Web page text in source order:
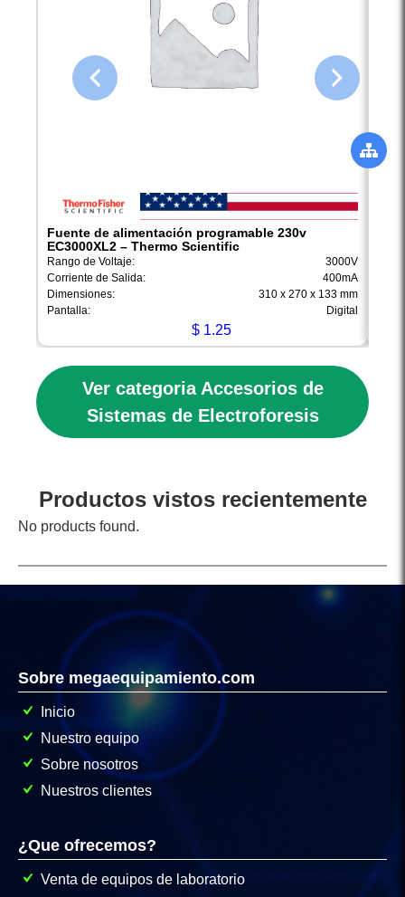
Fuente de alimentación programable 230v
EC3000XL2 – Thermo Scientific
Rango de Voltaje:
3000V
Corriente de Salida:
400mA
Dimensiones:
310 x 270 x 133 mm
Pantalla:
Digital
$ 1.25
Ver categoria Accesorios de
Sistemas de Electroforesis
Productos vistos recientemente
No products found.
Sobre megaequipamiento.com
Inicio
Nuestro equipo
Sobre nosotros
Nuestros clientes
¿Que ofrecemos?
Venta de equipos de laboratorio